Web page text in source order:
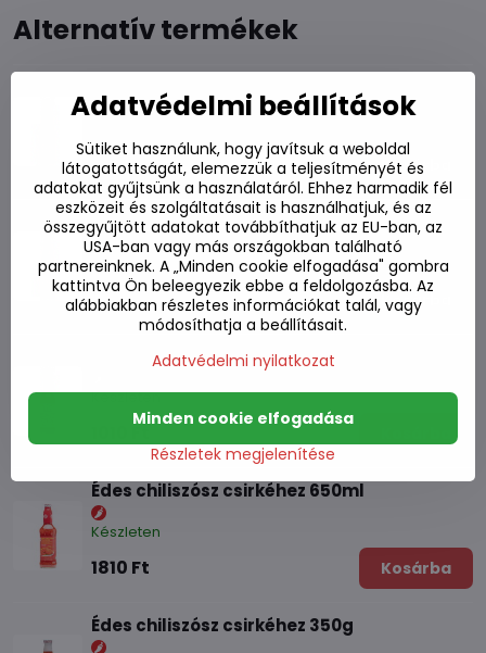
Alternatív termékek
Édes chiliszósz csirkéhez 295ml
890 Ft Kosárba
Édes chiliszósz csirkéhez 725ml
Készleten
1710 Ft Kosárba
Édes chiliszósz a tekercsekhez 250ml
Készleten
Édes chiliszósz csirkéhez 650ml
Készleten
1810 Ft Kosárba
Édes chiliszósz csirkéhez 350g
Adatvédelmi beállítások
Sütiket használunk, hogy javítsuk a weboldal
látogatottságát, elemezzük a teljesítményét és
adatokat gyűjtsünk a használatáról. Ehhez harmadik fél
eszközeit és szolgáltatásait is használhatjuk, és az
összegyűjtött adatokat továbbíthatjuk az EU-ban, az
USA-ban vagy más országokban található
partnereinknek. A „Minden cookie elfogadása" gombra
kattintva Ön beleegyezik ebbe a feldolgozásba. Az
alábbiakban részletes információkat talál, vagy
módosíthatja a beállításait.
Adatvédelmi nyilatkozat
Részletek megjelenítése
Minden cookie elfogadása